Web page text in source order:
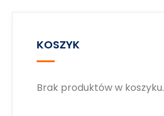
KOSZYK
Brak produktów w koszyku.